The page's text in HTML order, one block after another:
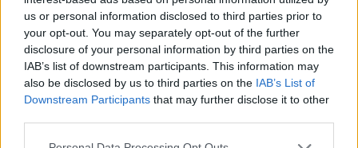
us or personal information disclosed to third parties prior to
your opt-out. You may separately opt-out of the further
disclosure of your personal information by third parties on the
IAB’s list of downstream participants. This information may
also be disclosed by us to third parties on the IAB’s List of
Downstream Participants that may further disclose it to other